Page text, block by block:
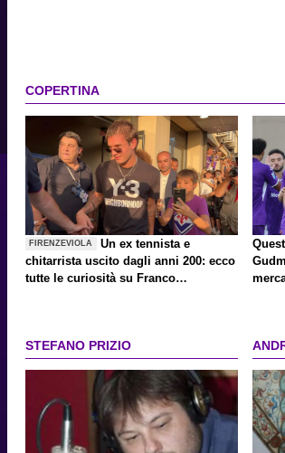
COPERTINA
FIRENZEVIOLA
Un ex tennista e
chitarrista uscito dagli anni 200: ecco
tutte le curiosità su Franco
STEFANO PRIZIO